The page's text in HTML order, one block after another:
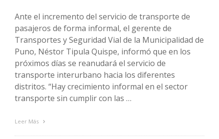
Ante el incremento del servicio de transporte de
pasajeros de forma informal, el gerente de
Transportes y Seguridad Vial de la Municipalidad de
Puno, Néstor Tipula Quispe, informó que en los
próximos días se reanudará el servicio de
transporte interurbano hacia los diferentes
distritos. “Hay crecimiento informal en el sector
transporte sin cumplir con las …
Leer Más